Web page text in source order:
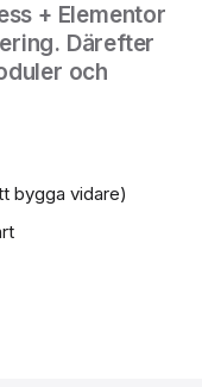
+ Elementor
Därefter
och
bygga vidare)